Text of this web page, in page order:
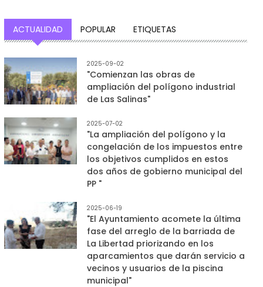
ACTUALIDAD POPULAR ETIQUETAS
2025-09-02
"Comienzan las obras de
ampliación del polígono industrial
de Las Salinas"
2025-07-02
"La ampliación del polígono y la
congelación de los impuestos entre
los objetivos cumplidos en estos
dos años de gobierno municipal del
PP "
2025-06-19
"El Ayuntamiento acomete la última
fase del arreglo de la barriada de
La Libertad priorizando en los
aparcamientos que darán servicio a
vecinos y usuarios de la piscina
municipal"